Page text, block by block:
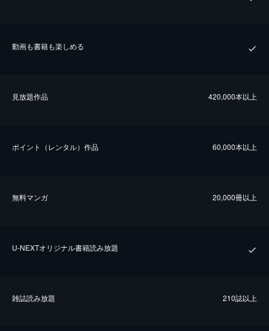
動画も書籍も楽しめる
⾒放題作品 420,000本以上
ポイント（レンタル）作品 60,000本以上
無料マンガ 20,000冊以上
U-NEXTオリジナル書籍読み放題
雑誌読み放題 210誌以上